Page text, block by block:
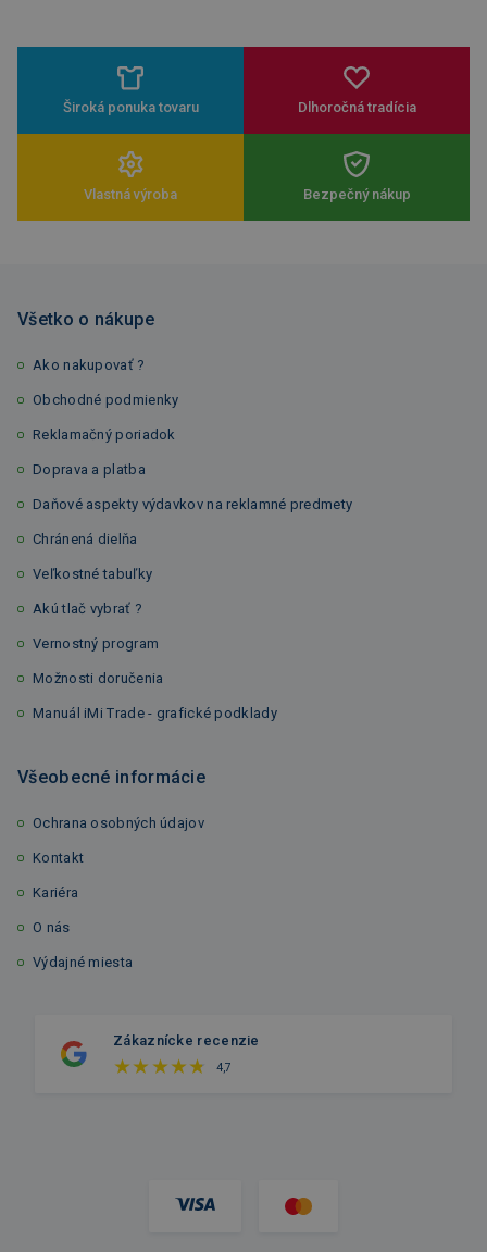
Široká ponuka tovaru Dlhoročná tradícia
Vlastná výroba Bezpečný nákup
Všetko o nákupe
Ako nakupovať ?
Obchodné podmienky
Reklamačný poriadok
Doprava a platba
Daňové aspekty výdavkov na reklamné predmety
Chránená dielňa
Veľkostné tabuľky
Akú tlač vybrať ?
Vernostný program
Možnosti doručenia
Manuál iMi Trade - grafické podklady
Všeobecné informácie
Ochrana osobných údajov
Kontakt
Kariéra
O nás
Výdajné miesta
Zákaznícke recenzie
4,7